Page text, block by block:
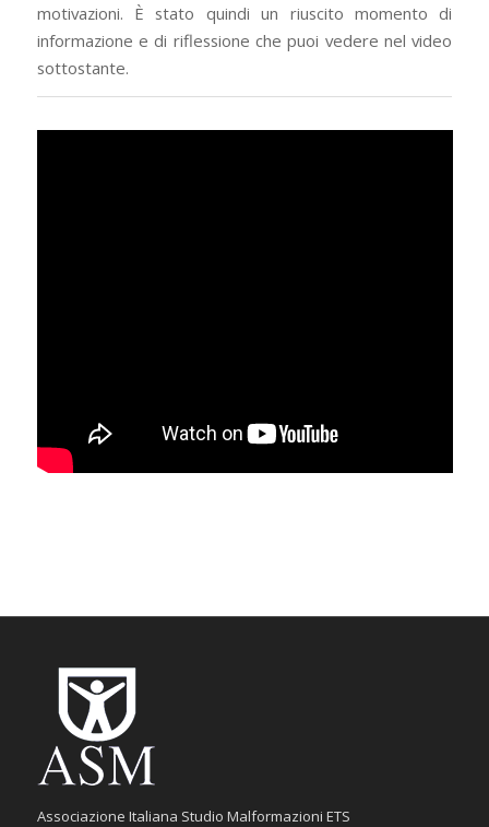
motivazioni. È stato quindi un riuscito momento di
informazione e di riflessione che puoi vedere nel video
sottostante.
Associazione Italiana Studio Malformazioni ETS